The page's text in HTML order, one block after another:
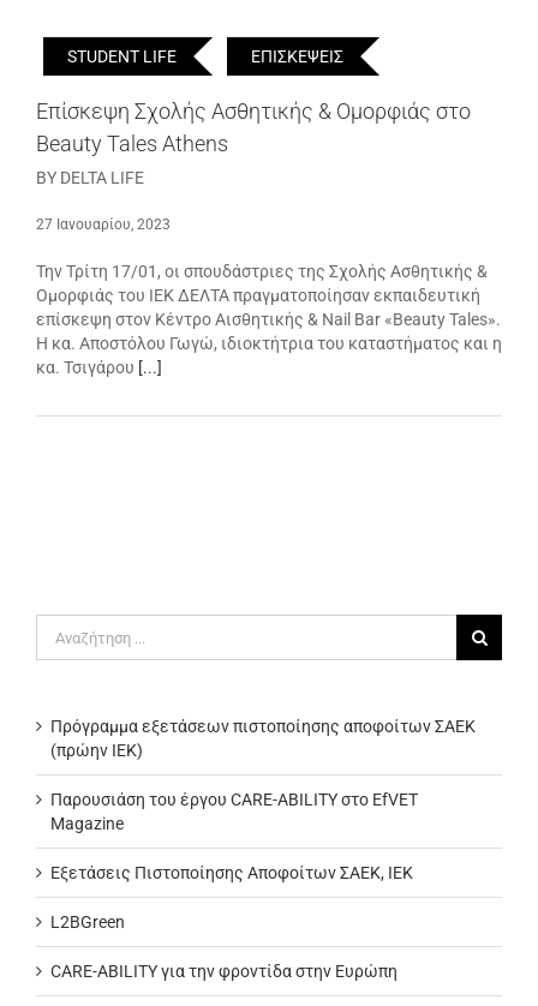
STUDENT LIFE ΕΠΙΣΚΕΨΕΙΣ
Επίσκεψη Σχολής Ασθητικής & Ομορφιάς στο
Beauty Tales Athens
BY DELTA LIFE
27 Ιανουαρίου, 2023
Την Τρίτη 17/01, οι σπουδάστριες της Σχολής Ασθητικής &
Ομορφιάς του ΙΕΚ ΔΕΛΤΑ πραγματοποίησαν εκπαιδευτική
επίσκεψη στον Κέντρο Αισθητικής & Nail Bar «Beauty Tales».
Η κα. Αποστόλου Γωγώ, ιδιοκτήτρια του καταστήματος και η
κα. Τσιγάρου [...]
για:
Πρόγραμμα εξετάσεων πιστοποίησης αποφοίτων ΣΑΕΚ
(πρώην ΙΕΚ)
Παρουσιάση του έργου CARE-ABILITY στο EfVET
Magazine
Εξετάσεις Πιστοποίησης Αποφοίτων ΣΑΕΚ, ΙΕΚ
L2BGreen
CARE-ABILITY για την φροντίδα στην Ευρώπη